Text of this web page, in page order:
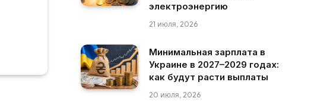
электроэнергию
21 июля, 2026
Минимальная зарплата в
Украине в 2027–2029 годах:
как будут расти выплаты
20 июля, 2026